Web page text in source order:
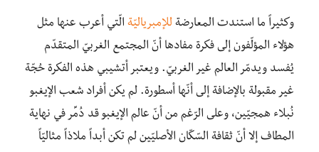
وكثيراً ما استندت المعارضة للإمبرياليّة الّتي أعرب عنها مثل
هؤلاء المؤلّفون إلى فكرة مفادها أنّ المجتمع الغربيّ المتقدّم
يُفسد ويدمّر العالم غير الغربيّ. ويعتبر أتشيبي هذه الفكرة حُجّة
غير مقبولة بالإضافة إلى أنّها أسطورة. لم يكن أفراد شعب الإيغبو
نُبلاء همجيّين، وعلى الرّغم من أنّ عالم الإيغبو قد دُمِّر في نهاية
المطاف إلا أنّ ثقافة السّكّان الأصليّين لم تكن أبداً ملاذاً مثاليّاً